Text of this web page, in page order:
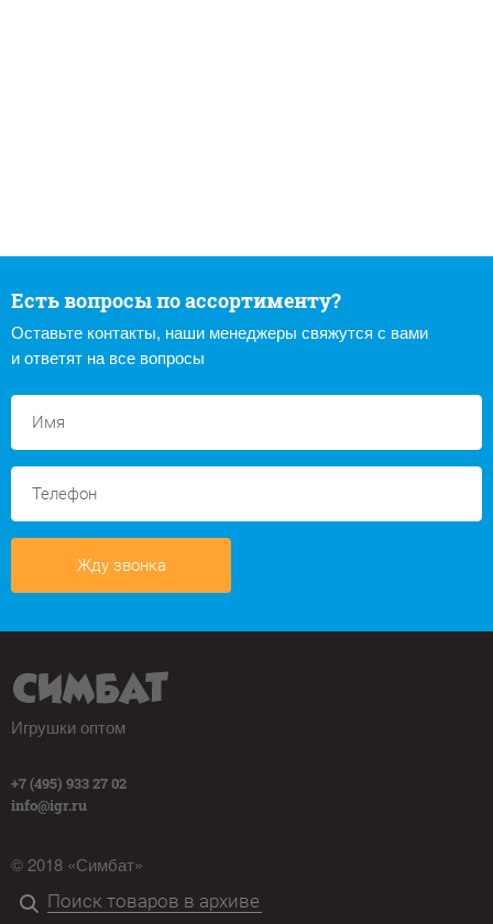
Есть вопросы по ассортименту?
Оставьте контакты, наши менеджеры свяжутся с вами
и ответят на все вопросы
Жду звонка
Игрушки оптом
+7 (495) 933 27 02
info@igr.ru
© 2018 «Симбат»